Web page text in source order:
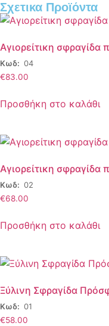
Σχετικα Προϊόντα
Αγιορείτικη
Κωδ: 04
€83.00
Προσθήκη στο καλάθι
Αγιορείτικη
Κωδ: 02
€68.00
Προσθήκη στο καλάθι
Ξύλινη Σφραγίδα
Κωδ: 01
€58.00